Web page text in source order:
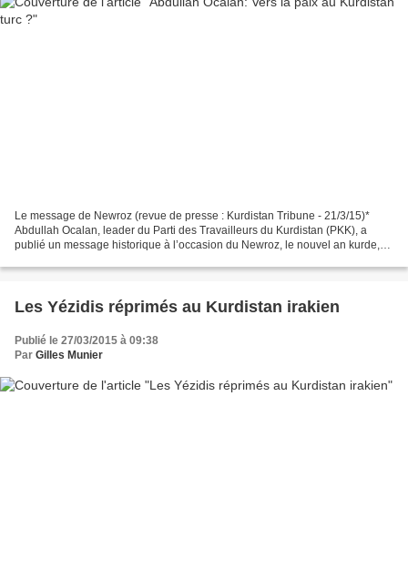
Le message de Newroz (revue de presse : Kurdistan Tribune - 21/3/15)*
Abdullah Ocalan, leader du Parti des Travailleurs du Kurdistan (PKK), a
publié un message historique à l’occasion du Newroz, le nouvel an kurde,
Les Yézidis réprimés au Kurdistan irakien
Publié le 27/03/2015 à 09:38
Par Gilles Munier